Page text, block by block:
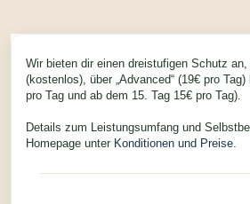
Wir bieten dir einen dreistufigen Schutz an,
(kostenlos), über „Advanced“ (19€ pro Tag)
pro Tag und ab dem 15. Tag 15€ pro Tag).
Details zum Leistungsumfang und
Homepage unter Konditionen und Preise.